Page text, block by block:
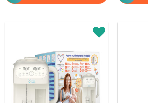
fost:
531,00lei.
Prețul
curent
este:
424,80lei.